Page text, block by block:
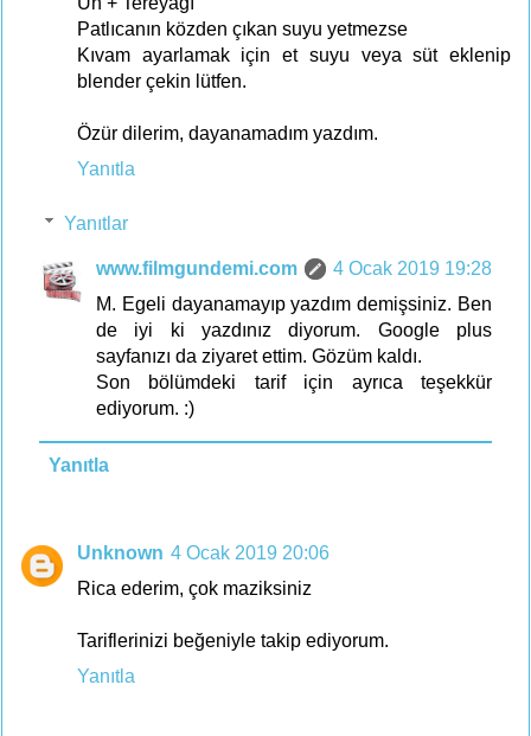
Patlıcanın közden çıkan suyu yetmezse
Kıvam ayarlamak için et suyu veya süt eklenip
blender çekin lütfen.
Özür dilerim, dayanamadım yazdım.
Yanıtla
Yanıtlar
www.filmgundemi.com
4 Ocak 2019 19:28
M. Egeli dayanamayıp yazdım demişsiniz. Ben
de iyi ki yazdınız diyorum. Google plus
sayfanızı da ziyaret ettim. Gözüm kaldı.
Son bölümdeki tarif için ayrıca teşekkür
ediyorum. :)
Yanıtla
Unknown 4 Ocak 2019 20:06
Rica ederim, çok maziksiniz
Tariflerinizi beğeniyle takip ediyorum.
Yanıtla